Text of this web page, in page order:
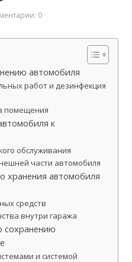
0
автомобиля
работ и дезинфекция
помещения
к
обслуживания
части автомобиля
хранения автомобиля
средств
внутри гаража
сохранению
и системой